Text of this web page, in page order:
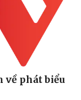
về phát biểu